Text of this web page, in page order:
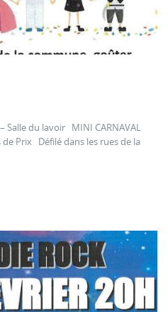
Salle du lavoir MINI CARNAVAL
Prix Défilé dans les rues de la